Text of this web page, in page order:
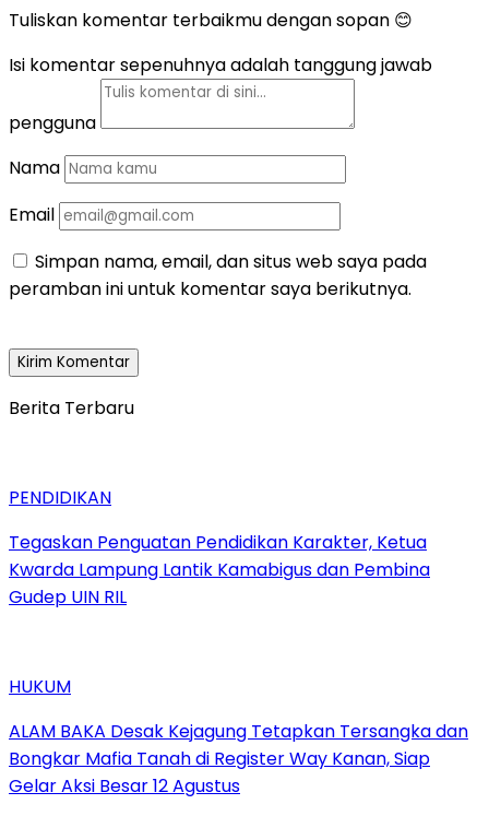
Tuliskan komentar terbaikmu dengan sopan 😊
Isi komentar sepenuhnya adalah tanggung jawab
pengguna
Nama
Email
Simpan nama, email, dan situs web saya pada
peramban ini untuk komentar saya berikutnya.
Berita Terbaru
PENDIDIKAN
Tegaskan Penguatan Pendidikan Karakter, Ketua
Kwarda Lampung Lantik Kamabigus dan Pembina
Gudep UIN RIL
HUKUM
ALAM BAKA Desak Kejagung Tetapkan Tersangka dan
Bongkar Mafia Tanah di Register Way Kanan, Siap
Gelar Aksi Besar 12 Agustus